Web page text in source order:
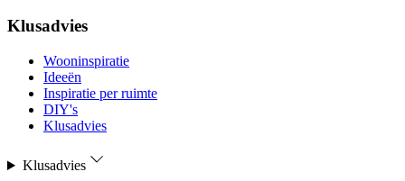
Klusadvies
Wooninspiratie
Ideeën
Inspiratie per ruimte
DIY's
Klusadvies
Klusadvies